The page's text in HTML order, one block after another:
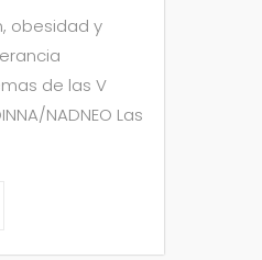
obesidad y
de las V
NADNEO Las